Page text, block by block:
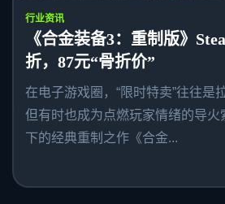
行业资讯
《合金装备3：重制版》
折，87元“骨折价”
在电子游戏圈，“限时特卖”往往是
但有时也成为点燃玩家情绪的导火
下的经典重制之作《合金...